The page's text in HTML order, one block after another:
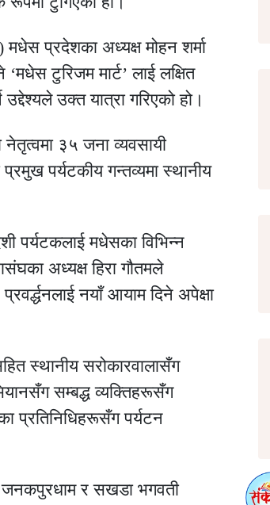
प्रदेशका अध्यक्ष मोहन शर्मा
टुरिजम मार्ट’ लाई लक्षित
उक्त यात्रा गरिएको हो।
३५ जना व्यवसायी
पर्यटकीय गन्तव्यमा स्थानीय
पर्यटकलाई मधेसका विभिन्न
अध्यक्ष हिरा गौतमले
नयाँ आयाम दिने अपेक्षा
स्थानीय सरोकारवालासँग
सम्बद्ध व्यक्तिहरूसँग
प्रतिनिधिहरूसँग पर्यटन
जनकपुरधाम र सखडा भगवती